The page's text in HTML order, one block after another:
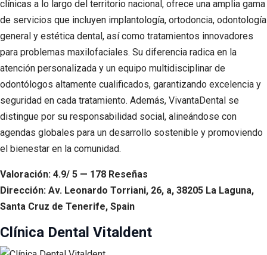
clínicas a lo largo del territorio nacional, ofrece una amplia gama
de servicios que incluyen implantología, ortodoncia, odontología
general y estética dental, así como tratamientos innovadores
para problemas maxilofaciales. Su diferencia radica en la
atención personalizada y un equipo multidisciplinar de
odontólogos altamente cualificados, garantizando excelencia y
seguridad en cada tratamiento. Además, VivantaDental se
distingue por su responsabilidad social, alineándose con
agendas globales para un desarrollo sostenible y promoviendo
el bienestar en la comunidad.
Valoración: 4.9/ 5 — 178 Reseñas
Dirección: Av. Leonardo Torriani, 26, a, 38205 La Laguna,
Santa Cruz de Tenerife, Spain
Clínica Dental Vitaldent